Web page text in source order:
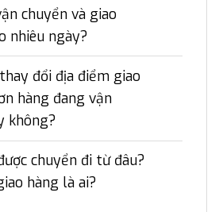
chuyển và giao
nhiêu ngày?
đổi địa điểm giao
hàng đang vận
không?
chuyển đi từ đâu?
hàng là ai?